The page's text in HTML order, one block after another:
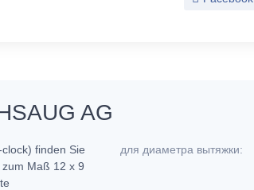
AG
finden Sie
Maß 12 x 9
для диаметра вытяжки: